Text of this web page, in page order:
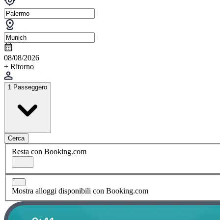
08/08/2026
+ Ritorno
1 Passeggero
Cerca
Resta con Booking.com
Mostra alloggi disponibili con Booking.com